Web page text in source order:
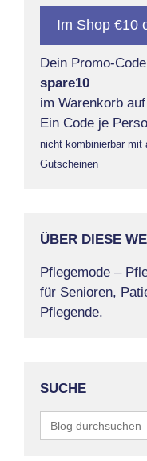
Im Shop €10
Dein Promo-
spare10
im Warenkorb
Ein Code je
nicht kombinierbar mit
Gutscheinen
ÜBER DIESE
Pflegemode –
für Senioren,
Pflegende.
SUCHE
Search
for: